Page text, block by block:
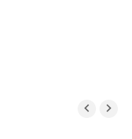
 